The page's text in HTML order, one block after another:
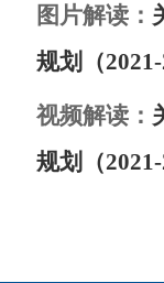
图片解读：
规划（
视频解读：
规划（